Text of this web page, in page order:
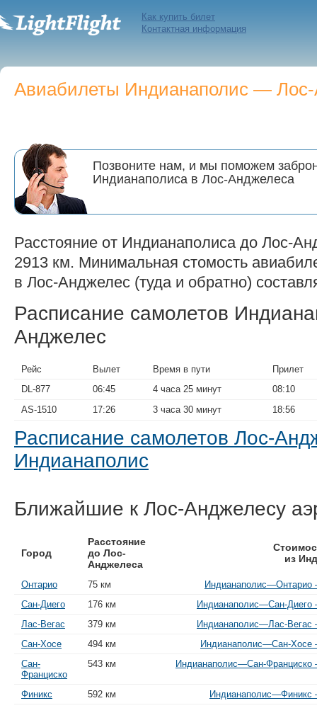
Как купить билет
Контактная информация
Авиабилеты Индианаполис — Лос-
Позвоните нам, и мы поможем
Индианаполиса в Лос-Анджелеса
Расстояние от Индианаполиса до Лос-
2913 км. Минимальная стомость
в Лос-Анджелес (туда и обратно)
Расписание самолетов
Анджелес
Рейс Вылет Время в пути
Прилет
DL-877
06:45 4 часа 25 минут
08:10
AS-1510
17:26 3 часа 30 минут 18:56
Расписание самолетов Лос-
Индианаполис
Ближайшие к Лос-Анджелесу
Город
Расстояние
до Лос-
Анджелеса
из
Онтарио 75 км
Индианаполис—Онтарио
Сан-Диего
176 км
Индианаполис—Сан-Диего
Лас-Вегас
379 км
Индианаполис—Лас-Вегас
Сан-Хосе
494 км
Индианаполис—Сан-Хосе
Сан-
Франциско
543 км Индианаполис—Сан-Франциско
Финикс 592 км
Индианаполис—Финикс